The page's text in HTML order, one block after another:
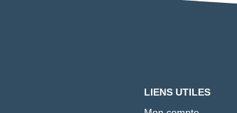
LIENS UTILES